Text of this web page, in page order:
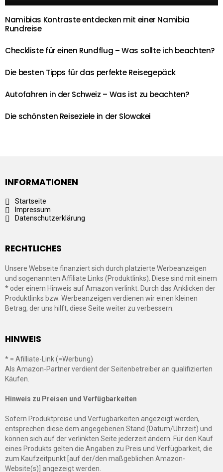
Namibias Kontraste entdecken mit einer Namibia
Rundreise
Checkliste für einen Rundflug – Was sollte ich beachten?
Die besten Tipps für das perfekte Reisegepäck
Autofahren in der Schweiz – Was ist zu beachten?
Die schönsten Reiseziele in der Slowakei
INFORMATIONEN
Startseite
Impressum
Datenschutzerklärung
RECHTLICHES
Unsere Webseite finanziert sich durch platzierte Werbeanzeigen
und sogenannten Affiliate Links (Produktlinks). Diese sind mit einem
* oder einem Hinweis auf Amazon verlinkt. Durch das Anklicken der
Produktlinks bzw. Werbeanzeigen verdienen wir einen kleinen
Betrag, der uns hilft, diese Seite weiter zu verbessern.
HINWEIS
* = Afilliate-Link (=Werbung)
Als Amazon-Partner verdient der Seitenbetreiber an qualifizierten
Käufen.
Hinweis zu Preisen und Verfügbarkeiten
Sofern Produktpreise und Verfügbarkeiten angezeigt werden,
entsprechen diese dem angegebenen Stand (Datum/Uhrzeit) und
können sich auf der verlinkten Seite jederzeit ändern. Für den Kauf
eines Produkts gelten die Angaben zu Preis und Verfügbarkeit, die
zum Kaufzeitpunkt [auf der/den maßgeblichen Amazon-
Website(s)] angezeigt werden.